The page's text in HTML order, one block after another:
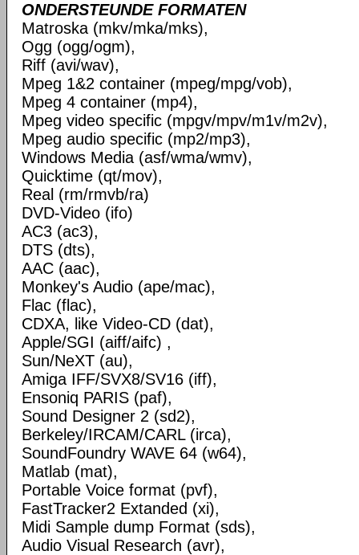
ONDERSTEUNDE FORMATEN
Matroska (mkv/mka/mks),
Ogg (ogg/ogm),
Riff (avi/wav),
Mpeg 1&2 container (mpeg/mpg/vob),
Mpeg 4 container (mp4),
Mpeg video specific (mpgv/mpv/m1v/m2v),
Mpeg audio specific (mp2/mp3),
Windows Media (asf/wma/wmv),
Quicktime (qt/mov),
Real (rm/rmvb/ra)
DVD-Video (ifo)
AC3 (ac3),
DTS (dts),
AAC (aac),
Monkey's Audio (ape/mac),
Flac (flac),
CDXA, like Video-CD (dat),
Apple/SGI (aiff/aifc) ,
Sun/NeXT (au),
Amiga IFF/SVX8/SV16 (iff),
Ensoniq PARIS (paf),
Sound Designer 2 (sd2),
Berkeley/IRCAM/CARL (irca),
SoundFoundry WAVE 64 (w64),
Matlab (mat),
Portable Voice format (pvf),
FastTracker2 Extanded (xi),
Midi Sample dump Format (sds),
Audio Visual Research (avr),